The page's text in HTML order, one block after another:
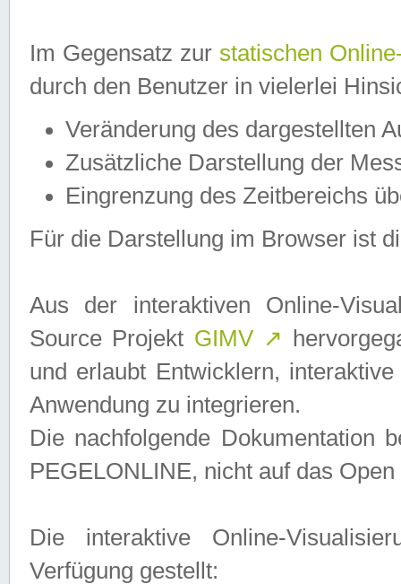
Im Gegensatz zur statischen
durch den Benutzer in vielerlei
Veränderung des dargestellten
Zusätzliche Darstellung der
Eingrenzung des Zeitbereichs
Für die Darstellung im Browser ist
Aus der interaktiven Online-
Source Projekt GIMV ↗
und erlaubt Entwicklern,
Anwendung zu integrieren.
Die nachfolgende Dokumentation
PEGELONLINE, nicht auf das
Die interaktive Online-
Verfügung gestellt: